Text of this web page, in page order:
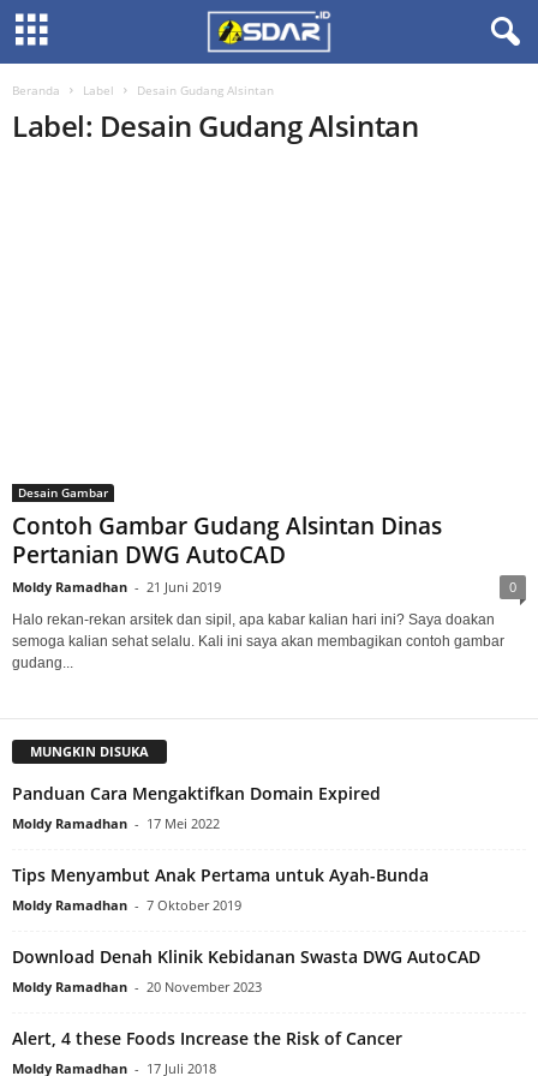
Beranda Label Desain Gudang Alsintan
Label: Desain Gudang Alsintan
Desain Gambar
Contoh Gambar Gudang Alsintan Dinas
Pertanian DWG AutoCAD
Moldy Ramadhan - 21 Juni 2019 0
Halo rekan-rekan arsitek dan sipil, apa kabar kalian hari ini? Saya doakan
semoga kalian sehat selalu. Kali ini saya akan membagikan contoh gambar
gudang...
MUNGKIN DISUKA
Panduan Cara Mengaktifkan Domain Expired
Moldy Ramadhan - 17 Mei 2022
Tips Menyambut Anak Pertama untuk Ayah-Bunda
Moldy Ramadhan - 7 Oktober 2019
Download Denah Klinik Kebidanan Swasta DWG AutoCAD
Moldy Ramadhan - 20 November 2023
Alert, 4 these Foods Increase the Risk of Cancer
Moldy Ramadhan - 17 Juli 2018